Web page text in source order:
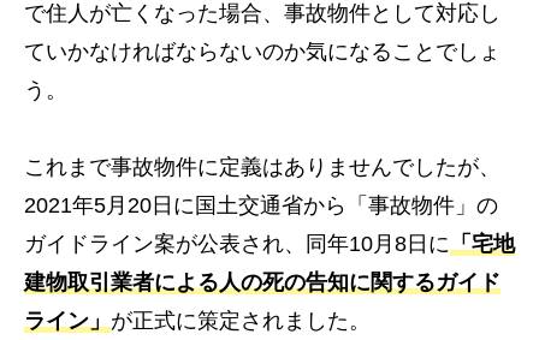
で住人が亡くなった場合、事故物件として対応し
ていかなければならないのか気になることでしょ
う。
これまで事故物件に定義はありませんでしたが、
2021年5月20日に国土交通省から「事故物件」の
ガイドライン案が公表され、同年10月8日に「宅地
建物取引業者による人の死の告知に関するガイド
ライン」が正式に策定されました。